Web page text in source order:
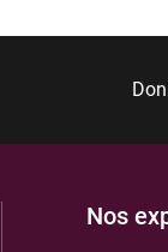
Nos